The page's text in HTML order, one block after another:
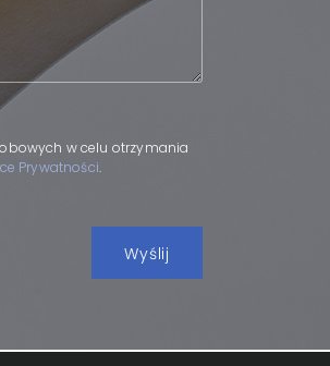
w celu otrzymania
Prywatności.